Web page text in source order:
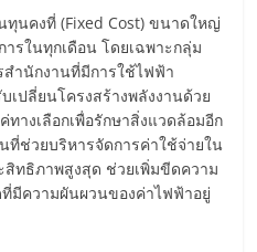
นคงที่ (Fixed Cost) ขนาดใหญ่
รในทุกเดือน โดยเฉพาะกลุ่ม
ำนักงานที่มีการใช้ไฟฟ้า
เปลี่ยนโครงสร้างพลังงานด้วย
างเลือกเพื่อรักษาสิ่งแวดล้อมอีก
ที่ช่วยบริหารจัดการค่าใช้จ่ายใน
สิทธิภาพสูงสุด ช่วยเพิ่มขีดความ
มีความผันผวนของค่าไฟฟ้าอยู่